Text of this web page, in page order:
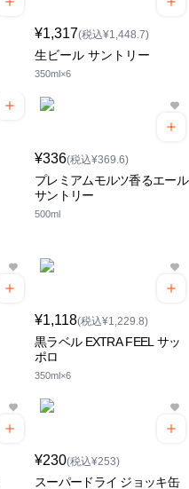
¥1,317(税込¥1,448.7)
生ビール サントリー
350ml×6
¥336(税込¥369.6)
プレミアムモルツ香るエール
サントリー
500ml
¥1,118(税込¥1,229.8)
黒ラベル EXTRA FEEL サッ
ポロ
350ml×6
¥230(税込¥253)
スーパードライ ジョッキ缶